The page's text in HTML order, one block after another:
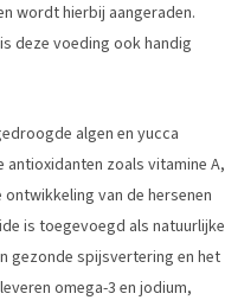
wordt hierbij aangeraden.
deze voeding ook handig
algen en yucca
zoals vitamine A,
van de hersenen
is toegevoegd als natuurlijke
gezonde spijsvertering en het
omega-3 en jodium,